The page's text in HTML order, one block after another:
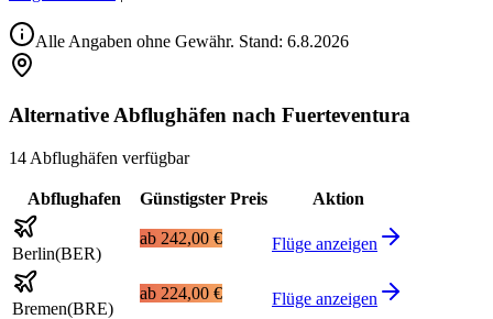
Alle Angaben ohne Gewähr. Stand: 6.8.2026
Alternative Abflughäfen nach Fuerteventura
14 Abflughäfen verfügbar
Abflughafen Günstigster Preis Aktion
Berlin(BER)
ab 242,00 € Flüge anzeigen
Bremen(BRE)
ab 224,00 € Flüge anzeigen